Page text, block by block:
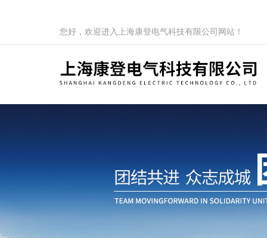
您好，欢迎进入上海康登电气科技有限公司网站！